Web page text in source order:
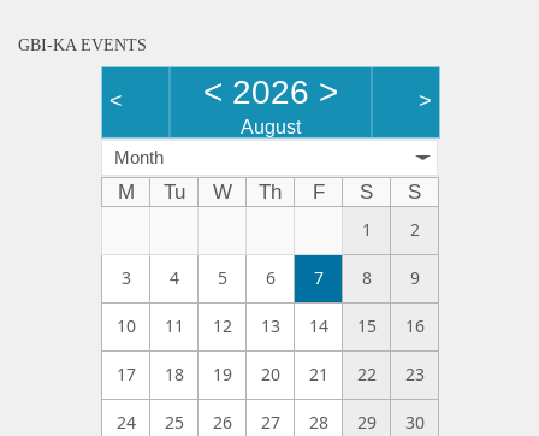
GBI-KA EVENTS
< < 2026 >
August
>
Month
M Tu W Th F S
S
1
2
3 4 5 6 7 8 9
10 11 12 13 14 15 16
17 18 19 20 21 22 23
24 25 26 27 28 29 30